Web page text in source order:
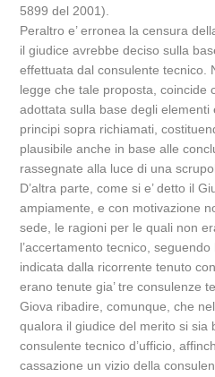
5899 del 2001).
Peraltro e’ erronea la censura
il giudice avrebbe deciso sulla
effettuata dal consulente tecnico.
legge che tale proposta, coincide
adottata sulla base degli elementi
principi sopra richiamati,
plausibile anche in base alle
rassegnate alla luce di una
D’altra parte, come si e’ detto il
ampiamente, e con motivazione
sede, le ragioni per le quali non
l’accertamento tecnico,
indicata dalla ricorrente tenuto
erano tenute gia’ tre consulenze
Giova ribadire, comunque, che
qualora il giudice del merito si sia
consulente tecnico d’ufficio,
cassazione un vizio della